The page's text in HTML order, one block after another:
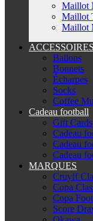
Maillot
Maillot
Maillot
ACCESSOIRES
Ballons
Bonnets
Écharpes
Socks
Coffee
Cadeau football
Gift Cards
Cadeau
Cadeau
Cadeau
MARQUES
Cruyff
Copa
Copa
Score